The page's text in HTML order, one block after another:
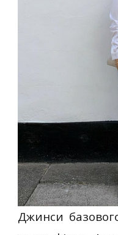
Джинси